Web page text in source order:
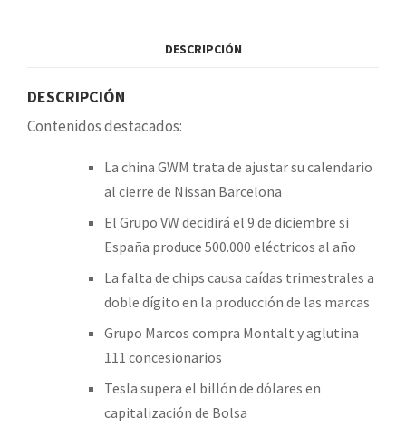
DESCRIPCIÓN
DESCRIPCIÓN
Contenidos destacados:
La china GWM trata de ajustar su calendario
al cierre de Nissan Barcelona
El Grupo VW decidirá el 9 de diciembre si
España produce 500.000 eléctricos al año
La falta de chips causa caídas trimestrales a
doble dígito en la producción de las marcas
Grupo Marcos compra Montalt y aglutina
111 concesionarios
Tesla supera el billón de dólares en
capitalización de Bolsa